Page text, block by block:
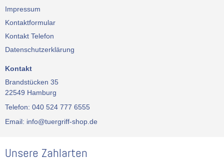
Impressum
Kontaktformular
Kontakt Telefon
Datenschutzerklärung
Kontakt
Brandstücken 35
22549 Hamburg
Telefon: 040 524 777 6555
Email: info@tuergriff-shop.de
Unsere Zahlarten